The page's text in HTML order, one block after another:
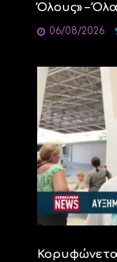
Όλους» –
06/08/2026